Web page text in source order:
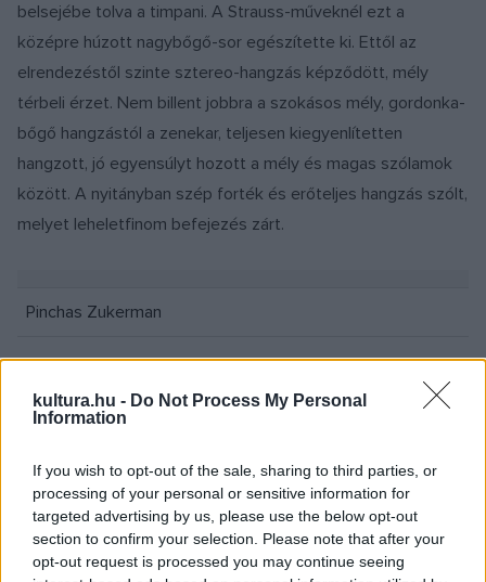
kultura.hu - Do Not Process My Personal
Information
If you wish to opt-out of the sale, sharing to third parties, or
processing of your personal or sensitive information for
targeted advertising by us, please use the below opt-out
section to confirm your selection. Please note that after your
opt-out request is processed you may continue seeing
belsejébe tolva a timpani. A Strauss-műveknél ezt a
középre húzott nagybőgő-sor egészítette ki. Ettől az
elrendezéstől szinte sztereo-hangzás képződött, mély
térbeli érzet. Nem billent jobbra a szokásos mély, gordonka-
bőgő hangzástól a zenekar, teljesen kiegyenlítetten
hangzott, jó egyensúlyt hozott a mély és magas szólamok
között. A nyitányban szép forték és erőteljes hangzás szólt,
melyet leheletfinom befejezés zárt.
Pinchas Zukerman
A koncert legjobban várt darabja Beethoven egyetlen,D-dúr
hegedűverseny e volt. A művet a szerző zongoraversennyé
eredeti verzió, amely a hegedűművészek slágerdarabja. Úgy
látszik, mégsem hallja a közönség elégszer, mert az utóbbi
időben nem hallottam olyan előadását, ahol a monumentális
és hatásos első tétel után ne tapsviharban tört volna ki a